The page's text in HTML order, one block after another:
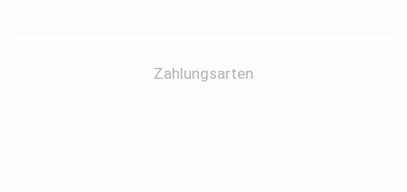
Zahlungsarten